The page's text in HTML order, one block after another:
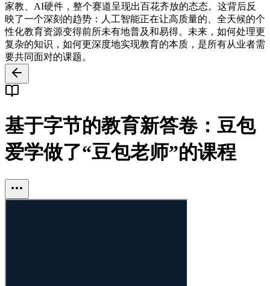
家教、AI硬件，整个赛道呈现出百花齐放的态态。这背后反
映了一个深刻的趋势：人工智能正在让高质量的、全天候的个
性化教育资源变得前所未有地普及和易得。未来，如何处理更
复杂的知识，如何更深度地实现教育的本质，是所有从业者需
要共同面对的课题。
基于字节的教育新答卷：豆包
爱学做了“豆包老师”的课程